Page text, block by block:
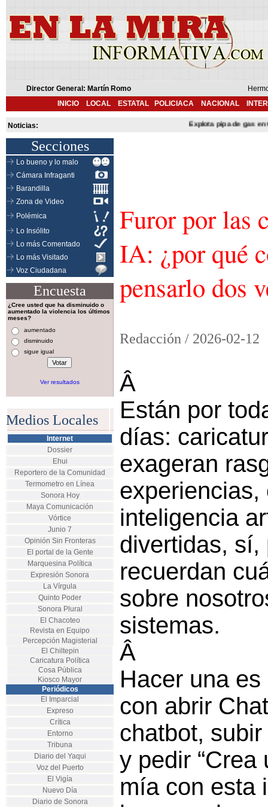
Director General: Martín Romo
INICIO
LOCAL ESTATAL POLICIACA NACIONAL
Noticias: Explota pipa de gas en
Secciones
Lo bueno y lo malo
Cámara Infraganti
Barandilla
Zona de Video
Polémica
Lo Insólito
Lo más Comentado
Lo más Visitado
Voz Ciudadana
Encuesta
¿Cree usted que ha disminuido o
aumentado la violencia los últimos
meses?
aumentado
disminuido
sigue igual
Ver resultados
Medios Locales
Internet
Dossier
Ehui
Reportero de la Comunidad
Termometro en Línea
Sonora Hoy
Maya Comunicación
Vórtice
Junio 7
Opinión Sin Fronteras
El portal de la Gente
Marquesina Política
Expresión Sonora
La Vírgula
Quinto Poder
Sonora Plural
El Chacoteo
Revista en Equipo
Percepción Magisterial
El Chiltepin
Caricatura Política
Cosa Pública
Kiosco Mayor
Periódicos
El Imparcial
Expreso
Crítica
Entorno
Tribuna
Diario del Yaqui
Voz del Puerto
El Vigía
Nuevo Día
Diario de Sonora
Furor por las
IA: ¿por qué
pensarlo dos
Redacción / 2026-02-12
Â
Están por
días:
exageran
experiencias,
inteligencia
divertidas, sí,
recuerdan
sobre
sistemas.
Â
Hacer una
con abrir
chatbot,
y pedir “Crea
mía con esta